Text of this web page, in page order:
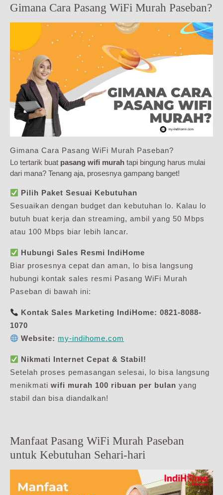
Gimana Cara Pasang WiFi Murah Paseban?
Gimana Cara Pasang WiFi Murah Paseban?
Lo tertarik buat pasang wifi murah tapi bingung harus mulai
dari mana? Tenang aja, prosesnya gampang banget!
Pilih Paket Sesuai Kebutuhan
Sesuaikan dengan budget dan kebutuhan lo. Kalau lo
butuh buat kerja dan streaming, ambil yang 50 Mbps
atau 100 Mbps biar lebih lancar.
Hubungi Sales Resmi IndiHome
Biar prosesnya cepat dan aman, lo bisa langsung
hubungi kontak sales resmi Pasang WiFi Murah
Paseban di bawah ini:
Kontak Sales Marketing IndiHome: 0821-8088-
1070
Website: my-indihome.com
Nikmati Internet Cepat & Stabil!
Setelah proses pemasangan selesai, lo bisa langsung
menikmati wifi murah 100 ribuan per bulan yang
stabil dan bisa diandalkan!
Manfaat Pasang WiFi Murah Paseban
untuk Kebutuhan Sehari-hari